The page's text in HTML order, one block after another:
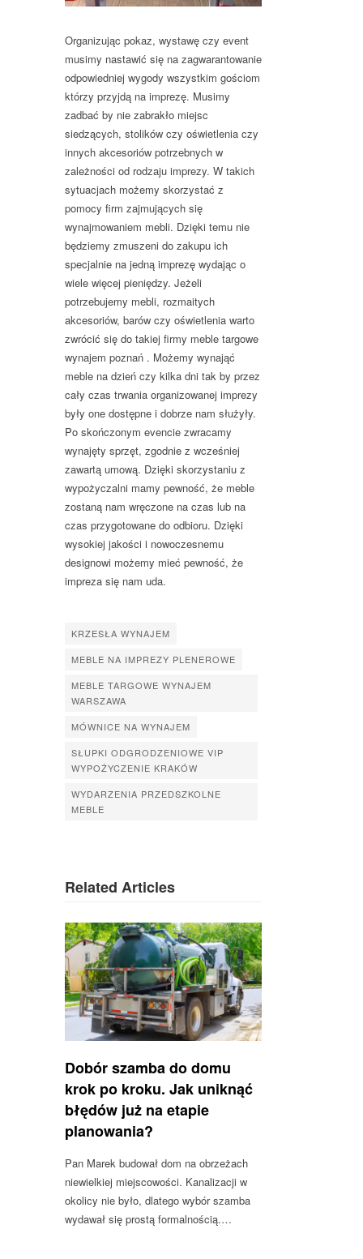
Organizując pokaz, wystawę czy event
musimy nastawić się na zagwarantowanie
odpowiedniej wygody wszystkim gościom
którzy przyjdą na imprezę. Musimy
zadbać by nie zabrakło miejsc
siedzących, stolików czy oświetlenia czy
innych akcesoriów potrzebnych w
zależności od rodzaju imprezy. W takich
sytuacjach możemy skorzystać z
pomocy firm zajmujących się
wynajmowaniem mebli. Dzięki temu nie
będziemy zmuszeni do zakupu ich
specjalnie na jedną imprezę wydając o
wiele więcej pieniędzy. Jeżeli
potrzebujemy mebli, rozmaitych
akcesoriów, barów czy oświetlenia warto
zwrócić się do takiej firmy meble targowe
wynajem poznań . Możemy wynająć
meble na dzień czy kilka dni tak by przez
cały czas trwania organizowanej imprezy
były one dostępne i dobrze nam służyły.
Po skończonym evencie zwracamy
wynajęty sprzęt, zgodnie z wcześniej
zawartą umową. Dzięki skorzystaniu z
wypożyczalni mamy pewność, że meble
zostaną nam wręczone na czas lub na
czas przygotowane do odbioru. Dzięki
wysokiej jakości i nowoczesnemu
designowi możemy mieć pewność, że
impreza się nam uda.
KRZESŁA WYNAJEM
MEBLE NA IMPREZY PLENEROWE
MEBLE TARGOWE WYNAJEM
WARSZAWA
MÓWNICE NA WYNAJEM
SŁUPKI ODGRODZENIOWE VIP
WYPOŻYCZENIE KRAKÓW
WYDARZENIA PRZEDSZKOLNE
MEBLE
Related Articles
Dobór szamba do domu
krok po kroku. Jak uniknąć
błędów już na etapie
planowania?
Pan Marek budował dom na obrzeżach
niewielkiej miejscowości. Kanalizacji w
okolicy nie było, dlatego wybór szamba
wydawał się prostą formalnością.…